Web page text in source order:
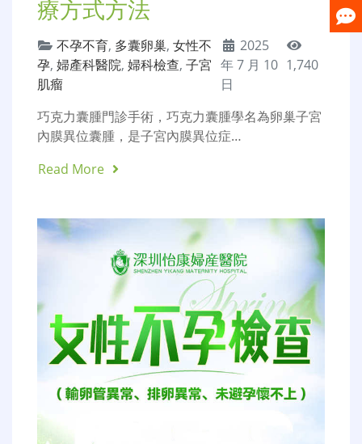
療方式方法
不孕不育, 多囊卵巢, 女性不
孕, 婦產科醫院, 婦科檢查, 子宮
肌瘤
2025
年 7 月 10
日
1,740
巧克力囊腫門診手術，巧克力囊腫學名為卵巢子宮
內膜異位囊腫，是子宮內膜異位症…
Read More